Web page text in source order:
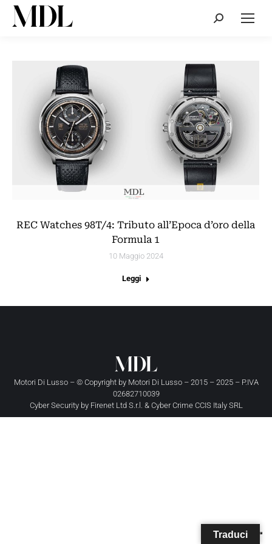
Cerca:
REC Watches 98T/4: Tributo all’Epoca d’oro della
Formula 1
10 Maggio 2024
Leggi
Motori Di Lusso – © Copyright by Motori Di Lusso– 2015 – 2025 – P.IVA
02682710039
Cyber Security by Firenet Ltd S.r.l. & Cyber Crime CCIS Italy SRL
Traduci